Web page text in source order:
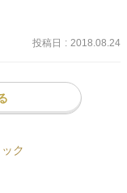
残る。
感ありまくり。
投稿日 : 2018.08.24
ク